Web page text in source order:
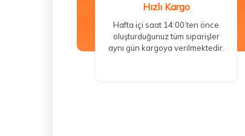
Hızlı Kargo
Hafta içi saat 14:00’ten önce
oluşturduğunuz tüm siparişler
aynı gün kargoya verilmektedir.